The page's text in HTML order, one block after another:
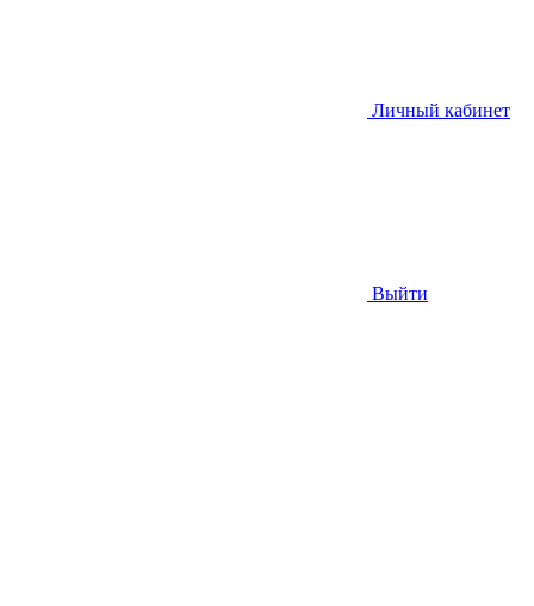
Личный кабинет
Выйти